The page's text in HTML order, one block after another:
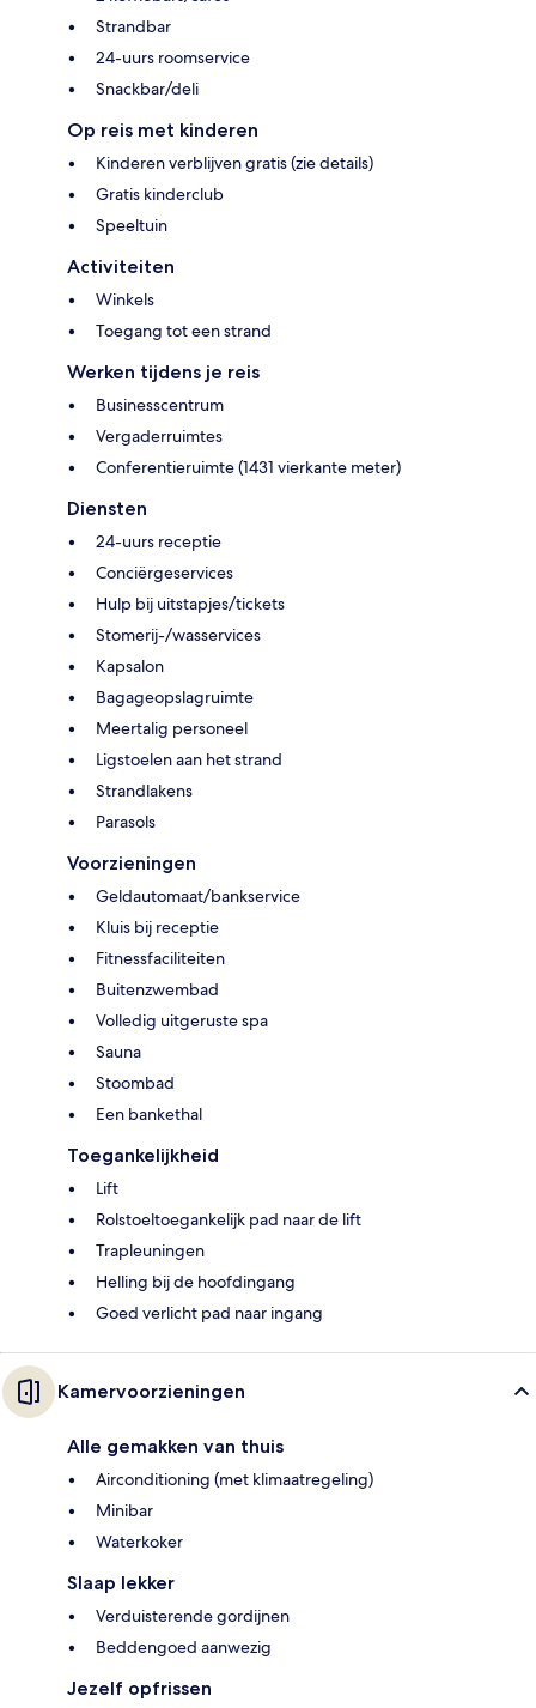
Strandbar
24-uurs roomservice
Snackbar/deli
Op reis met kinderen
Kinderen verblijven gratis (zie details)
Gratis kinderclub
Speeltuin
Activiteiten
Winkels
Toegang tot een strand
Werken tijdens je reis
Businesscentrum
Vergaderruimtes
Conferentieruimte (1431 vierkante meter)
Diensten
24-uurs receptie
Conciërgeservices
Hulp bij uitstapjes/tickets
Stomerij-/wasservices
Kapsalon
Bagageopslagruimte
Meertalig personeel
Ligstoelen aan het strand
Strandlakens
Parasols
Voorzieningen
Geldautomaat/bankservice
Kluis bij receptie
Fitnessfaciliteiten
Buitenzwembad
Volledig uitgeruste spa
Sauna
Stoombad
Een bankethal
Toegankelijkheid
Lift
Rolstoeltoegankelijk pad naar de lift
Trapleuningen
Helling bij de hoofdingang
Goed verlicht pad naar ingang
Kamervoorzieningen
Alle gemakken van thuis
Airconditioning (met klimaatregeling)
Minibar
Waterkoker
Slaap lekker
Verduisterende gordijnen
Beddengoed aanwezig
Jezelf opfrissen